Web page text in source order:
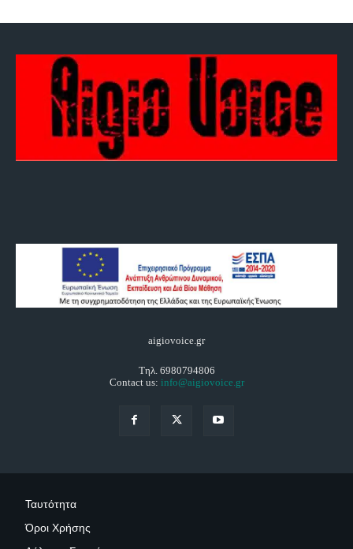
aigiovoice.gr
Τηλ. 6980794806
Contact us: info@aigiovoice.gr
Ταυτότητα
Όροι Χρήσης